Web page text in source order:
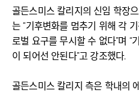
골든스미스 칼리지의 신임 학장
는 “기후변화를 멈추기 위해 각
로벌 요구를 무시할 수 없다”며 “
이 되어선 안된다”고 강조했다.
골든스미스 칼리지 측은 학내의